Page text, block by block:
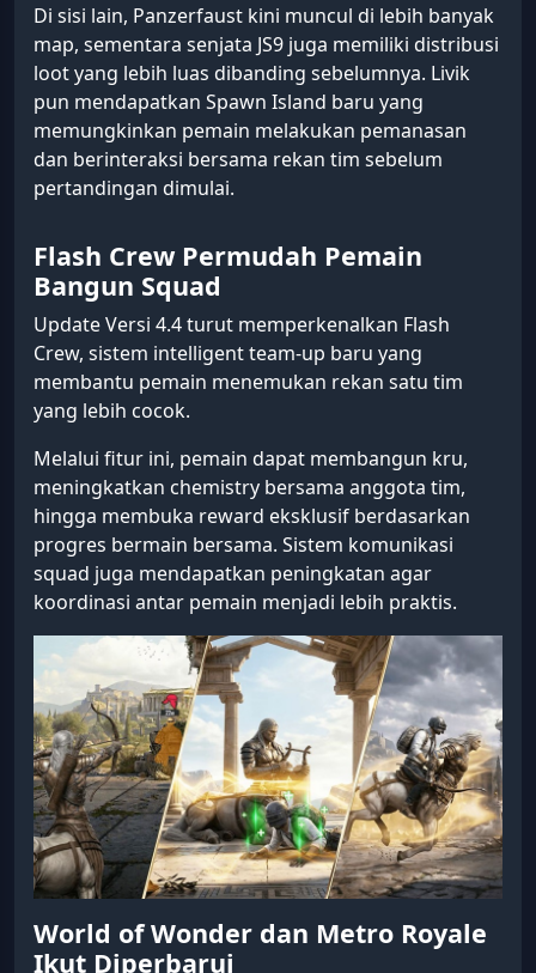
Di sisi lain, Panzerfaust kini muncul di lebih banyak
map, sementara senjata JS9 juga memiliki distribusi
loot yang lebih luas dibanding sebelumnya. Livik
pun mendapatkan Spawn Island baru yang
memungkinkan pemain melakukan pemanasan
dan berinteraksi bersama rekan tim sebelum
pertandingan dimulai.
Flash Crew Permudah Pemain
Bangun Squad
Update Versi 4.4 turut memperkenalkan Flash
Crew, sistem intelligent team-up baru yang
membantu pemain menemukan rekan satu tim
yang lebih cocok.
Melalui fitur ini, pemain dapat membangun kru,
meningkatkan chemistry bersama anggota tim,
hingga membuka reward eksklusif berdasarkan
progres bermain bersama. Sistem komunikasi
squad juga mendapatkan peningkatan agar
koordinasi antar pemain menjadi lebih praktis.
World of Wonder dan Metro Royale
Ikut Diperbarui